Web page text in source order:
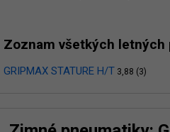
Zoznam všetkých letných
GRIPMAX STATURE H/T 3,88 (3)